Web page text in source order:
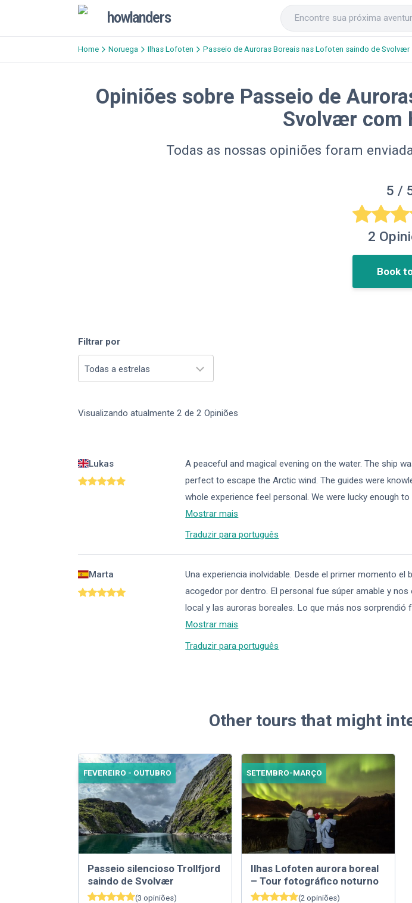
howlanders
Home Noruega Ilhas Lofoten Passeio de Auroras Boreais nas Lofoten saindo de Svolvær
Opiniões sobre Passeio de
Svolvær com
Todas as nossas opiniões foram
5 /
2
Book
Filtrar por
Todas a estrelas
Visualizando atualmente 2 de 2 Opiniões
Lukas
A peaceful and magical evening on the water. The ship
perfect to escape the Arctic wind. The guides were
whole experience feel personal. We were lucky enough
Mostrar mais
Traduzir para português
Marta
Una experiencia inolvidable. Desde el primer momento
acogedor por dentro. El personal fue súper amable y
local y las auroras boreales. Lo que más nos sorprendió
Mostrar mais
Traduzir para português
Other tours that might
FEVEREIRO - OUTUBRO
Passeio silencioso Trollfjord
saindo de Svolvær
(3 opiniões)
SETEMBRO-MARÇO
Ilhas Lofoten aurora boreal
– Tour fotográfico noturno
(2 opiniões)